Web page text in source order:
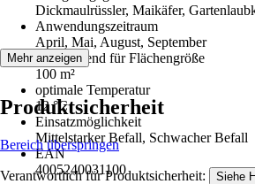
Dickmaulrüssler, Maikäfer,
Anwendungszeitraum
April, Mai, August, September
Ausreichend für Flächengröße
100 m²
optimale Temperatur
12 °C
Einsatzmöglichkeit
Mittelstarker Befall, Schwacher Befall
EAN
4005240031100
Mehr anzeigen
Produktsicherheit
Bereich überspringen
Verantwortlich für Produktsicherheit: Siehe